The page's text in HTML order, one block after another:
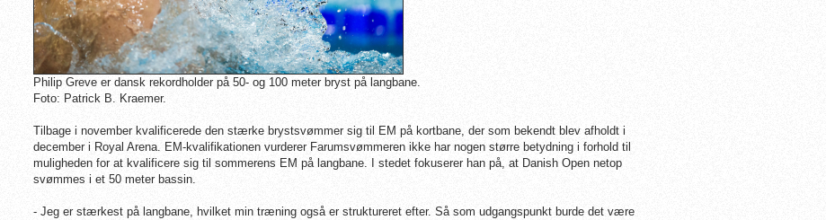
Philip Greve er dansk rekordholder på 50- og 100 meter bryst på langbane.
Foto: Patrick B. Kraemer.
Tilbage i november kvalificerede den stærke brystsvømmer sig til EM på kortbane, der som bekendt blev afholdt i
december i Royal Arena. EM-kvalifikationen vurderer Farumsvømmeren ikke har nogen større betydning i forhold til
muligheden for at kvalificere sig til sommerens EM på langbane. I stedet fokuserer han på, at Danish Open netop
svømmes i et 50 meter bassin.
- Jeg er stærkest på langbane, hvilket min træning også er struktureret efter. Så som udgangspunkt burde det være